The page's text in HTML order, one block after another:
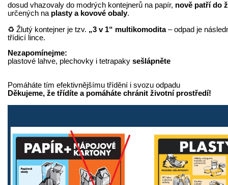
dosud vhazovaly do modrých kontejnerů na papír, nově patří do
určených na plasty a kovové obaly.
♻️ Žlutý kontejner je tzv. „3 v 1“ multikomodita– odpad je
třídicí lince.
Nezapomínejme:
plastové lahve, plechovky i tetrapaky sešlápněte
Pomáháte tím efektivnějšímu třídění i svozu odpadu
Děkujeme, že třídíte a pomáháte chránit životní prostředí!